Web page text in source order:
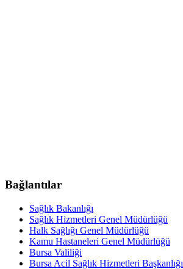
Bağlantılar
Sağlık Bakanlığı
Sağlık Hizmetleri Genel Müdürlüğü
Halk Sağlığı Genel Müdürlüğü
Kamu Hastaneleri Genel Müdürlüğü
Bursa Valiliği
Bursa Acil Sağlık Hizmetleri Başkanlığı